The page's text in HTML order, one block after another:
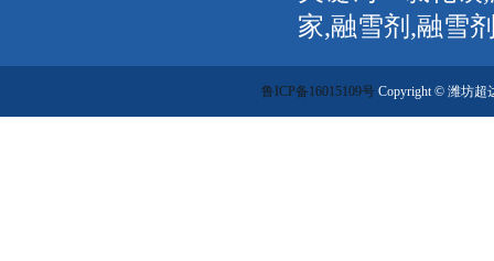
家,融雪剂,融雪
鲁ICP备16015109号 Copyright © 潍坊